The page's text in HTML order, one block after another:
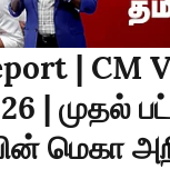
| CM
| முதல்
மெகா